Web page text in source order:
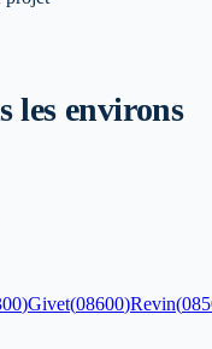
les environs
)Givet(08600)Revin(